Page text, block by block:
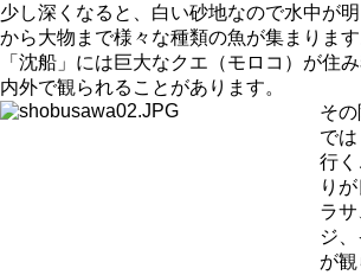
少し深くなると、白い砂地なので水中が
から大物まで様々な種類の魚が集まります
「沈船」には巨大なクエ（モロコ）が住
内外で観られることがあります。
そ
で
行く
り
ラ
ジ
が観